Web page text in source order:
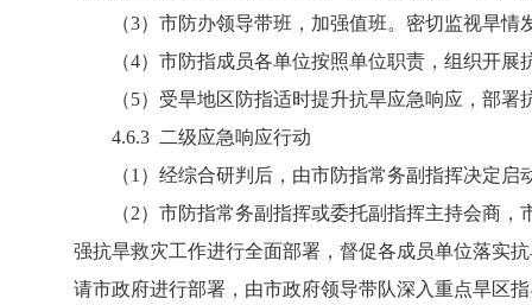
（3）市防办领导带班，加强值班。密切监视旱情
（4）市防指成员各单位按照单位职责，组织开展
（5）受旱地区防指适时提升抗旱应急响应，部署
4.6.3 二级应急响应行动
（1）经综合研判后，由市防指常务副指挥决定启
（2）市防指常务副指挥或委托副指挥主持会商，
强抗旱救灾工作进行全面部署，督促各成员单位落实
请市政府进行部署，由市政府领导带队深入重点旱区